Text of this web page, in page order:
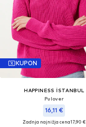
KUPON
HAPPINESS İSTANBUL
Pulover
16,11 €
Zadnja najnižja cena17,90 €